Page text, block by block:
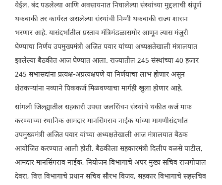
येईल. बंद पडलेल्या आणि अवसायनात निघालेल्या संस्थांच्या मुद्दलाची संपूर्ण
थकबाकी तर कार्यरत असलेल्या संस्थांची निम्मी थकबाकी राज्य शासन
भरणार आहे. यासंदर्भातील प्रस्ताव मंत्रिमंडळासमोर आणून त्यास मंजुरी
घेण्याचा निर्णय उपमुख्यमंत्री अजित पवार यांच्या अध्यक्षतेखाली मंत्रालयात
झालेल्या बैठकीत आज घेण्यात आला. राज्यातील 245 संस्थांच्या 40 हजार
245 सभासदांना प्रत्यक्ष-अप्रत्यक्षपणे या निर्णयाचा लाभ होणार असून
शेतकऱ्यांना नव्याने पिककर्ज मिळवण्याचा मार्गही खुला होणार आहे.
सांगली जिल्ह्यातील सहकारी उपसा जलसिंचन संस्थांचे थकीत कर्ज माफ
करण्याच्या स्थानिक आमदार मानसिंगराव नाईक यांच्या मागणीसंदर्भात
उपमुख्यमंत्री अजित पवार यांच्या अध्यक्षतेखाली आज मंत्रालयात बैठक
आयोजित करण्यात आली होती. बैठकीला सहकारमंत्री दिलीप वळसे पाटील,
आमदार मानसिंगराव नाईक, नियोजन विभागाचे अपर मुख्य सचिव राजगोपाल
देवरा, वित्त विभागाचे प्रधान सचिव सौरभ विजय, सहकार विभागाचे सहसचिव